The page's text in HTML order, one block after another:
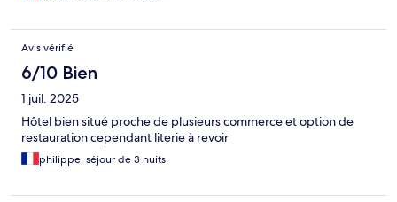
Avis vérifié
6/10 Bien
1 juil. 2025
Hôtel bien situé proche de plusieurs commerce et option de
restauration cependant literie à revoir
philippe, séjour de 3 nuits